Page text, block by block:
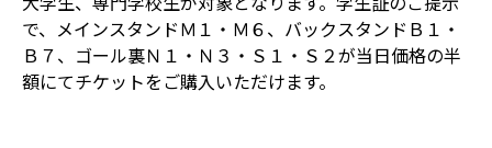
で、メインスタンドＭ１・Ｍ６、バックスタンドＢ１・
Ｂ７、ゴール裏Ｎ１・Ｎ３・Ｓ１・Ｓ２が当日価格の半
額にてチケットをご購入いただけます。